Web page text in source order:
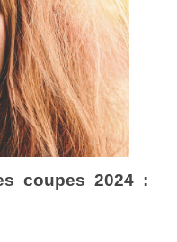
coupes 2024 :